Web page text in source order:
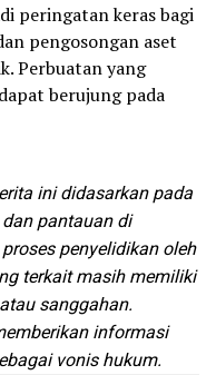
peringatan keras bagi
pengosongan aset
Perbuatan yang
berujung pada
ini didasarkan pada
pantauan di
penyelidikan oleh
terkait masih memiliki
sanggahan.
informasi
vonis hukum.